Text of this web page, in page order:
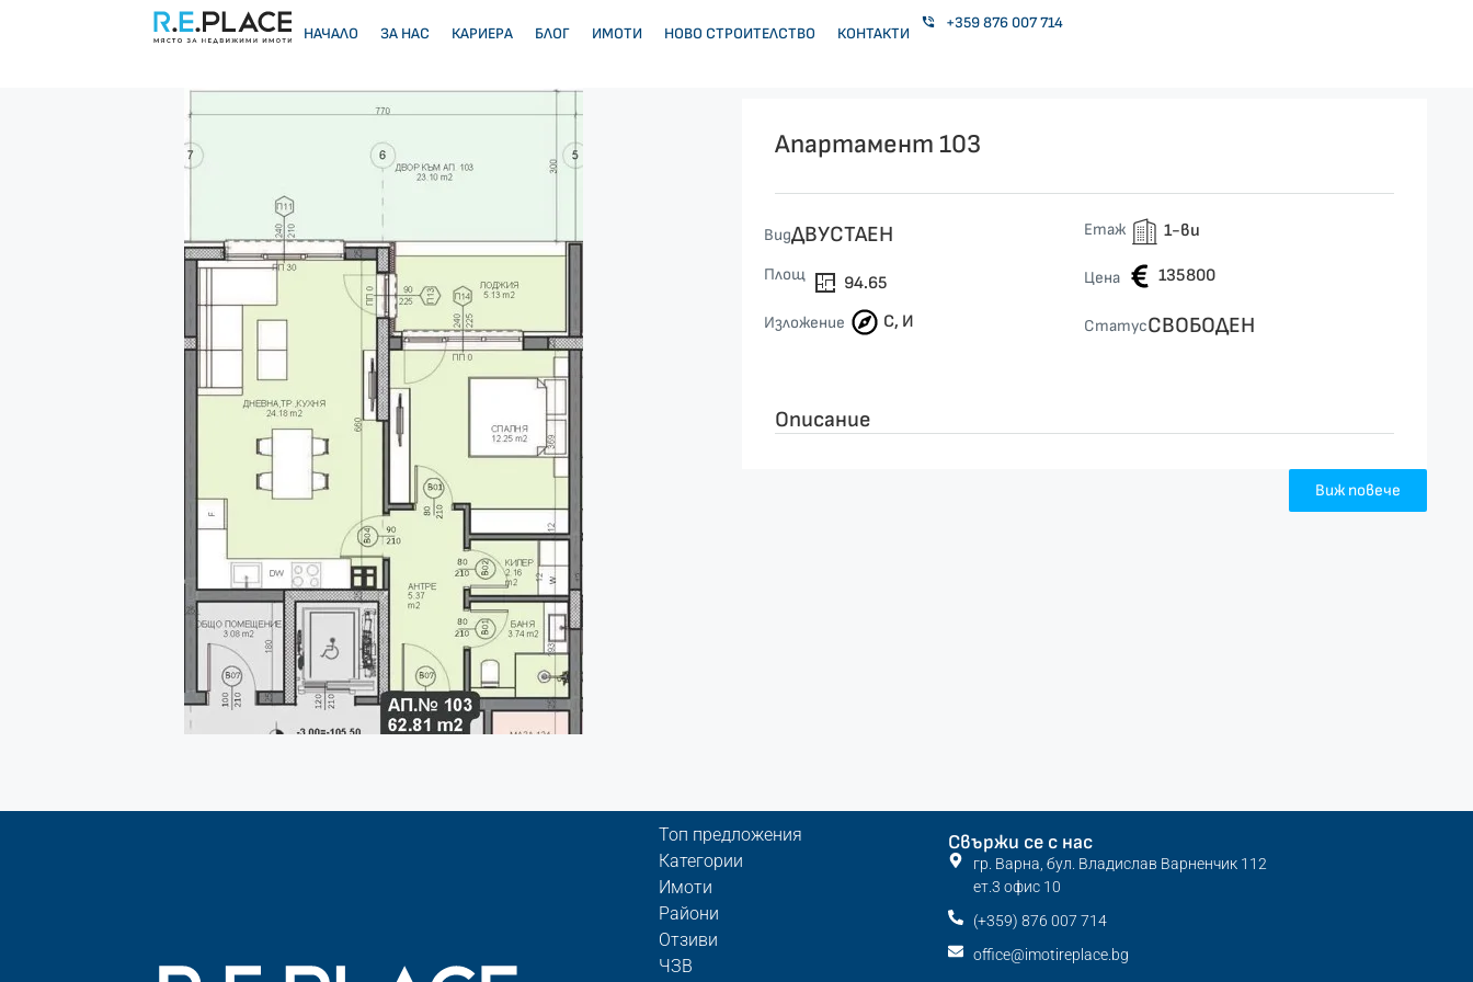
НАЧАЛО ЗА НАС КАРИЕРА БЛОГ ИМОТИ НОВО СТРОИТЕЛСТВО КОНТАКТИ
+359 876 007 714
Апартамент 103
ВидДВУСТАЕН Етаж 1-ви
Площ 94.65 Цена 135800
Изложение С, И СтатусСВОБОДЕН
Описание
Виж повече
Топ предложения
Категории
Имоти
Райони
Отзиви
ЧЗВ
Свържи се с нас
гр. Варна, бул. Владислав Варненчик 112
ет.3 офис 10
(+359) 876 007 714
office@imotireplace.bg